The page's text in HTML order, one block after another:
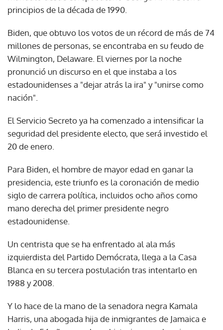
principios de la década de 1990.
Biden, que obtuvo los votos de un récord de más de 74
millones de personas, se encontraba en su feudo de
Wilmington, Delaware. El viernes por la noche
pronunció un discurso en el que instaba a los
estadounidenses a "dejar atrás la ira" y "unirse como
nación".
El Servicio Secreto ya ha comenzado a intensificar la
seguridad del presidente electo, que será investido el
20 de enero.
Para Biden, el hombre de mayor edad en ganar la
presidencia, este triunfo es la coronación de medio
siglo de carrera política, incluidos ocho años como
mano derecha del primer presidente negro
estadounidense.
Un centrista que se ha enfrentado al ala más
izquierdista del Partido Demócrata, llega a la Casa
Blanca en su tercera postulación tras intentarlo en
1988 y 2008.
Y lo hace de la mano de la senadora negra Kamala
Harris, una abogada hija de inmigrantes de Jamaica e